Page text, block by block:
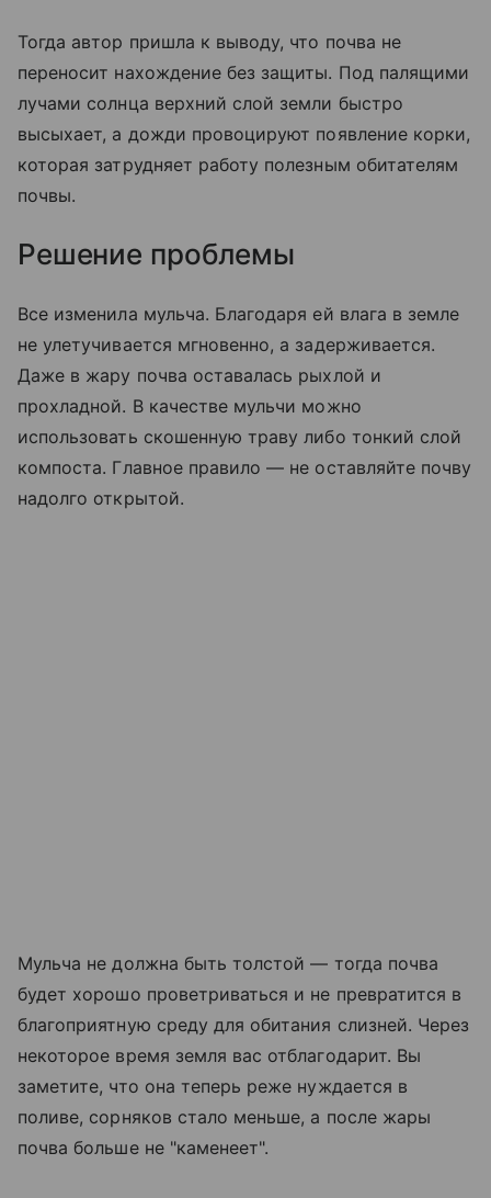
Тогда автор пришла к выводу, что почва не
переносит нахождение без защиты. Под палящими
лучами солнца верхний слой земли быстро
высыхает, а дожди провоцируют появление корки,
которая затрудняет работу полезным обитателям
почвы.
Решение проблемы
Все изменила мульча. Благодаря ей влага в земле
не улетучивается мгновенно, а задерживается.
Даже в жару почва оставалась рыхлой и
прохладной. В качестве мульчи можно
использовать скошенную траву либо тонкий слой
компоста. Главное правило — не оставляйте почву
надолго открытой.
Мульча не должна быть толстой — тогда почва
будет хорошо проветриваться и не превратится в
благоприятную среду для обитания слизней. Через
некоторое время земля вас отблагодарит. Вы
заметите, что она теперь реже нуждается в
поливе, сорняков стало меньше, а после жары
почва больше не "каменеет".